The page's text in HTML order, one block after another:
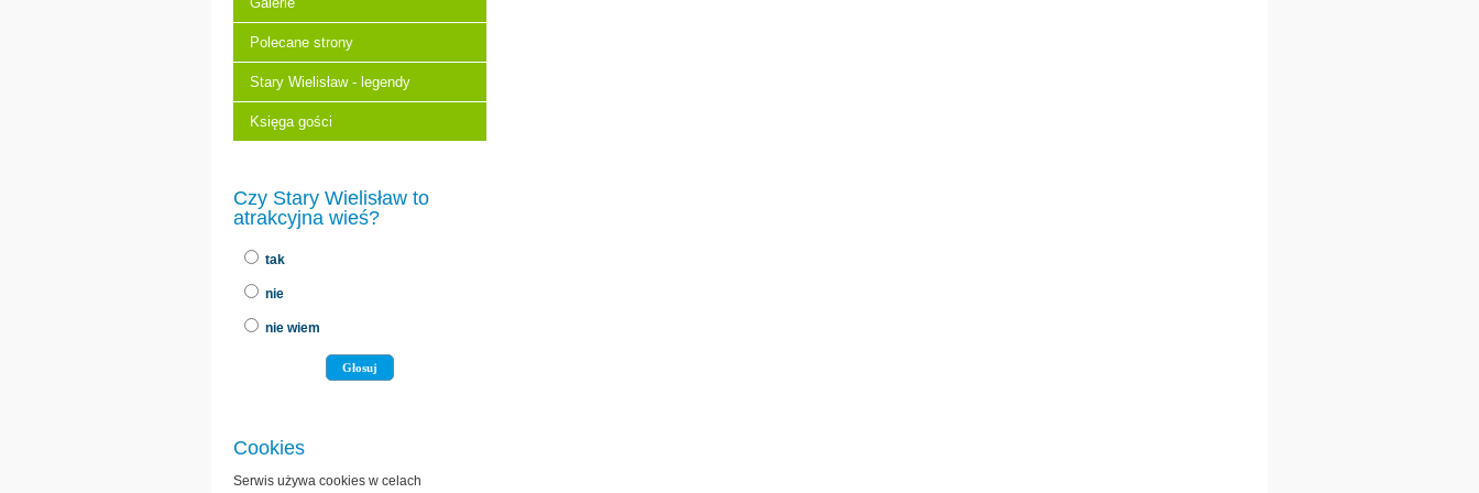
Polecane strony
Stary Wielisław - legendy
Księga gości
Czy Stary Wielisław to
atrakcyjna wieś?
tak
nie
nie wiem
Cookies
Serwis używa cookies w celach